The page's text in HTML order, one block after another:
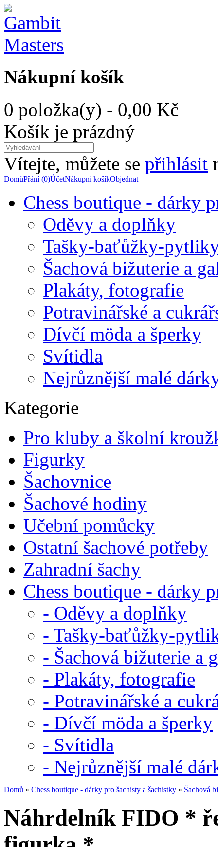
Nákupní košík
0 položka(y) - 0,00 Kč
Košík je prázdný
Vítejte, můžete se přihlásit
DomůPřání (0)ÚčetNákupní košíkObjednat
Chess boutique - dárky
Oděvy a doplňky
Tašky-baťůžky-
Šachová bižuterie a
Plakáty, fotografie
Potravinářské a
Dívčí möda a šperky
Svítidla
Nejrůznější malé
Kategorie
Pro kluby a školní
Figurky
Šachovnice
Šachové hodiny
Učební pomůcky
Ostatní šachové potřeby
Zahradní šachy
Chess boutique - dárky
- Oděvy a doplňky
- Tašky-baťůžky-
- Šachová bižuterie a
- Plakáty, fotografie
- Potravinářské a
- Dívčí möda a šperky
- Svítidla
- Nejrůznější malé
Domů » Chess boutique - dárky pro šachisty a šachistky » Šachová
Náhrdelník FIDO *